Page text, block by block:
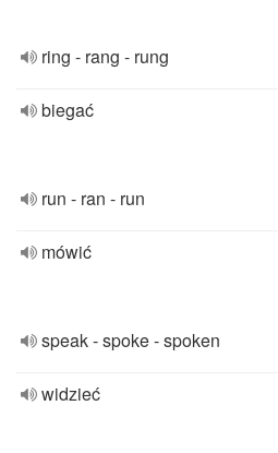
ring - rang - rung
biegać
run - ran - run
mówić
speak - spoke - spoken
widzieć